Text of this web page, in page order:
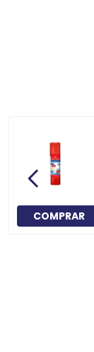
COMPRAR